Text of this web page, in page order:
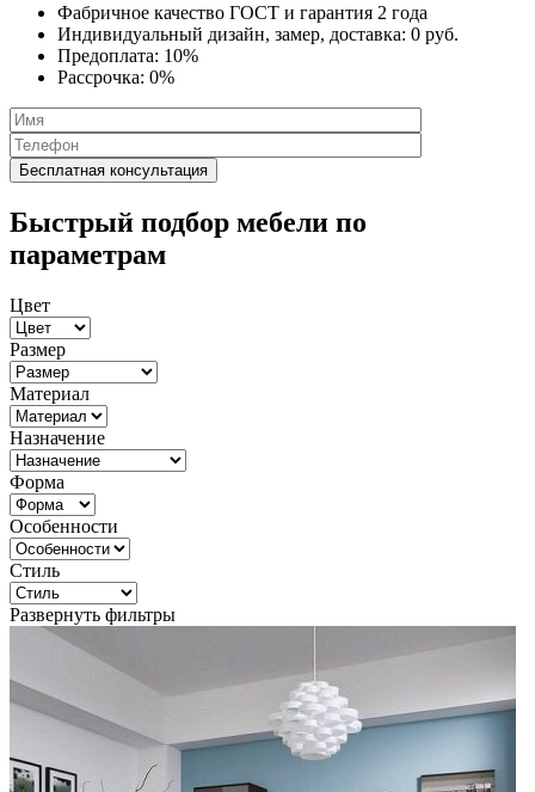
Фабричное качество ГОСТ и гарантия 2 года
Индивидуальный дизайн, замер, доставка: 0 руб.
Предоплата: 10%
Рассрочка: 0%
Быстрый подбор мебели по
параметрам
Цвет
Размер
Материал
Назначение
Форма
Особенности
Стиль
Развернуть фильтры